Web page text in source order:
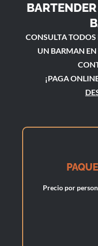
CONSULTA TODOS
UN BARMAN EN
¡PAGA
Precio por